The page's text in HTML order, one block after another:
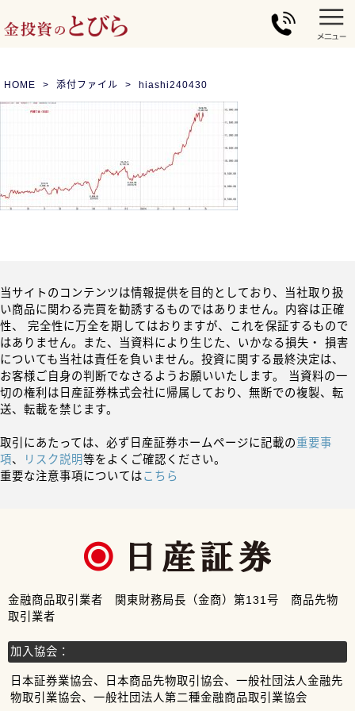
HOME 添付ファイル hiashi240430
当サイトのコンテンツは情報提供を目的としており、当社取り扱
い商品に関わる売買を勧誘するものではありません。内容は正確
性、 完全性に万全を期してはおりますが、これを保証するもので
はありません。また、当資料により生じた、いかなる損失・ 損害
についても当社は責任を負いません。投資に関する最終決定は、
お客様ご自身の判断でなさるようお願いいたします。 当資料の一
切の権利は日産証券株式会社に帰属しており、無断での複製、転
送、転載を禁じます。
取引にあたっては、必ず日産証券ホームページに記載の重要事
項、 リスク説明等をよくご確認ください。
重要な注意事項についてはこちら
金融商品取引業者 関東財務局長（金商）第131号 商品先物
取引業者
加入協会：
日本証券業協会、日本商品先物取引協会、一般社団法人金融先
物取引業協会、一般社団法人第二種金融商品取引業協会